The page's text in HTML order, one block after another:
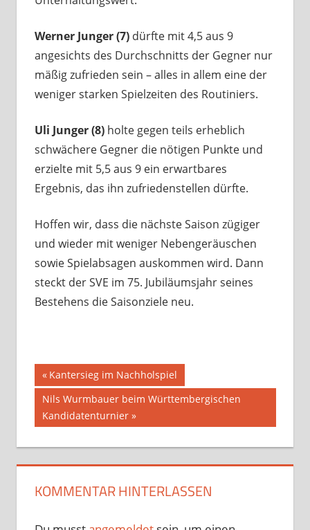
Werner Junger (7) dürfte mit 4,5 aus 9
angesichts des Durchschnitts der Gegner nur
mäßig zufrieden sein – alles in allem eine der
weniger starken Spielzeiten des Routiniers.
Uli Junger (8) holte gegen teils erheblich
schwächere Gegner die nötigen Punkte und
erzielte mit 5,5 aus 9 ein erwartbares
Ergebnis, das ihn zufriedenstellen dürfte.
Hoffen wir, dass die nächste Saison zügiger
und wieder mit weniger Nebengeräuschen
sowie Spielabsagen auskommen wird. Dann
steckt der SVE im 75. Jubiläumsjahr seines
Bestehens die Saisonziele neu.
Beitragsnavigation
Vorheriger
Beitrag:
Kantersieg im Nachholspiel
Nächster
Beitrag:
Nils Wurmbauer beim Württembergischen
Kandidatenturnier
KOMMENTAR HINTERLASSEN